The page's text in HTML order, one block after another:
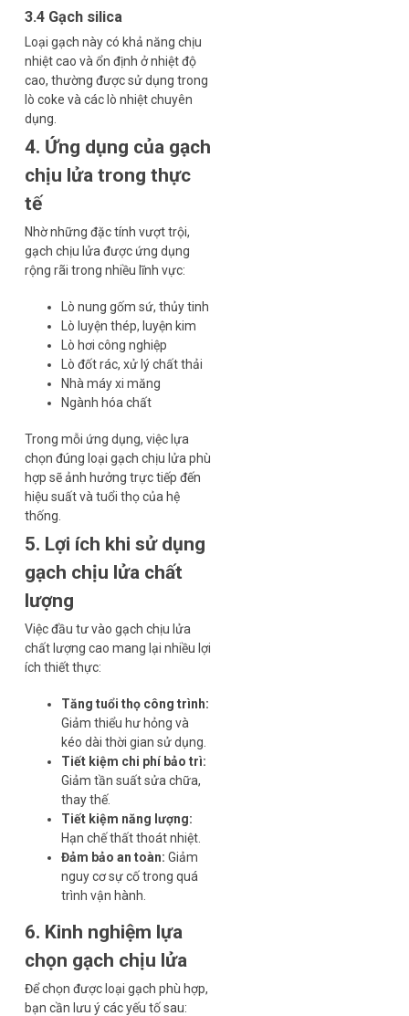
3.4 Gạch silica
Loại gạch này có khả năng chịu
nhiệt cao và ổn định ở nhiệt độ
cao, thường được sử dụng trong
lò coke và các lò nhiệt chuyên
dụng.
4. Ứng dụng của gạch
chịu lửa trong thực
tế
Nhờ những đặc tính vượt trội,
gạch chịu lửa được ứng dụng
rộng rãi trong nhiều lĩnh vực:
Lò nung gốm sứ, thủy tinh
Lò luyện thép, luyện kim
Lò hơi công nghiệp
Lò đốt rác, xử lý chất thải
Nhà máy xi măng
Ngành hóa chất
Trong mỗi ứng dụng, việc lựa
chọn đúng loại gạch chịu lửa phù
hợp sẽ ảnh hưởng trực tiếp đến
hiệu suất và tuổi thọ của hệ
thống.
5. Lợi ích khi sử dụng
gạch chịu lửa chất
lượng
Việc đầu tư vào gạch chịu lửa
chất lượng cao mang lại nhiều lợi
ích thiết thực:
Tăng tuổi thọ công trình:
Giảm thiểu hư hỏng và
kéo dài thời gian sử dụng.
Tiết kiệm chi phí bảo trì:
Giảm tần suất sửa chữa,
thay thế.
Tiết kiệm năng lượng:
Hạn chế thất thoát nhiệt.
Đảm bảo an toàn: Giảm
nguy cơ sự cố trong quá
trình vận hành.
6. Kinh nghiệm lựa
chọn gạch chịu lửa
Để chọn được loại gạch phù hợp,
bạn cần lưu ý các yếu tố sau: